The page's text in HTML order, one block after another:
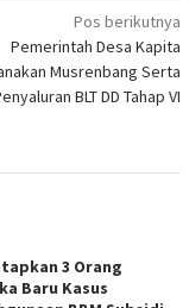
Pos berikutnya
Pemerintah Desa Kapita
Musrenbang Serta
BLT DD Tahap VI
3 Orang
Baru Kasus